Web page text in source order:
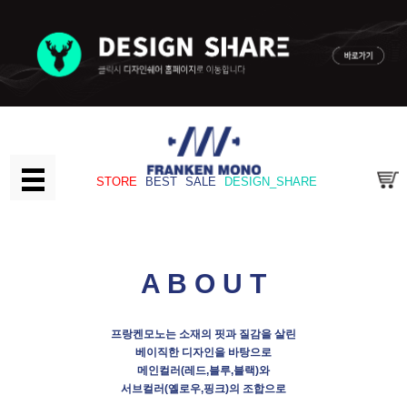
STORE BEST SALE DESIGN_SHARE
A B O U T
프랑켄모노는 소재의 핏과 질감을 살린
베이직한 디자인을 바탕으로
메인컬러(레드,블루,블랙)와
서브컬러(옐로우,핑크)의 조합으로